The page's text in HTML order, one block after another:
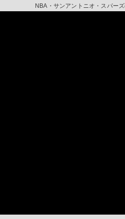
NBA・サンアントニオ・スパーズ